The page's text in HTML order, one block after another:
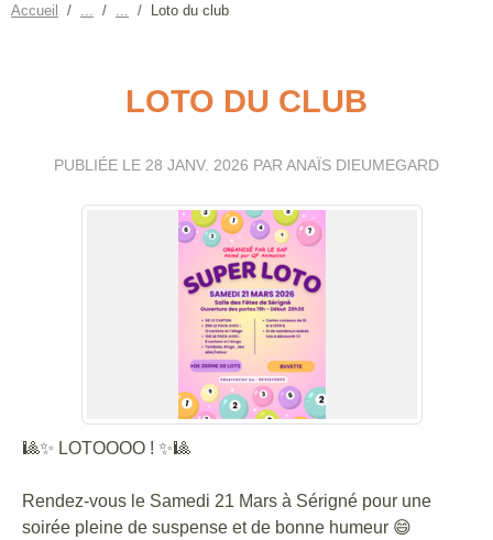
Accueil Loto du club
LOTO DU CLUB
PUBLIÉE LE 28 JANV. 2026 PAR ANAÏS DIEUMEGARD
🎱✨ LOTOOOO ! ✨🎱
Rendez-vous le Samedi 21 Mars à Sérigné pour une
soirée pleine de suspense et de bonne humeur 😄